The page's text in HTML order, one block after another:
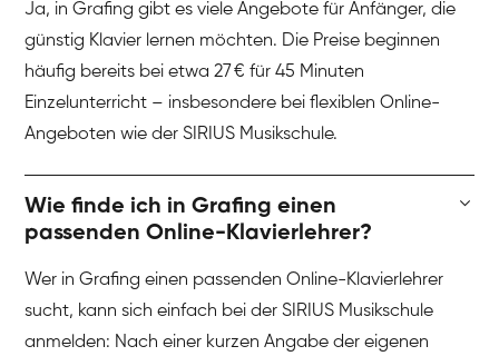
Ja, in Grafing gibt es viele Angebote für Anfänger, die
günstig Klavier lernen möchten. Die Preise beginnen
häufig bereits bei etwa 27 € für 45 Minuten
Einzelunterricht – insbesondere bei flexiblen Online-
Angeboten wie der SIRIUS Musikschule.
Wie finde ich in Grafing einen
passenden Online-Klavierlehrer?
Wer in Grafing einen passenden Online-Klavierlehrer
sucht, kann sich einfach bei der SIRIUS Musikschule
anmelden: Nach einer kurzen Angabe der eigenen